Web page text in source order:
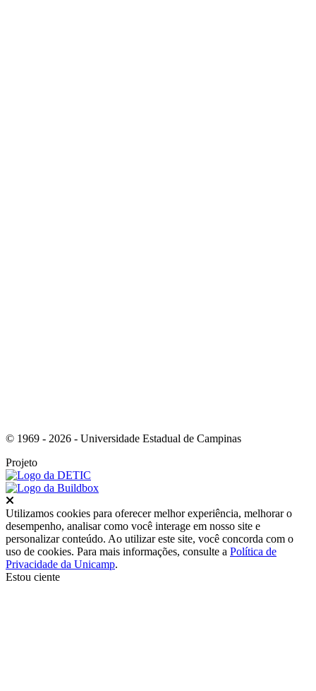
© 1969 - 2026 - Universidade Estadual de Campinas
Projeto
Utilizamos cookies para oferecer melhor experiência, melhorar o
desempenho, analisar como você interage em nosso site e
personalizar conteúdo. Ao utilizar este site, você concorda com o
uso de cookies. Para mais informações, consulte a Política de
Privacidade da Unicamp.
Estou ciente